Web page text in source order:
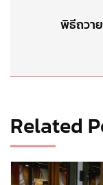
พิธีถวา
Related